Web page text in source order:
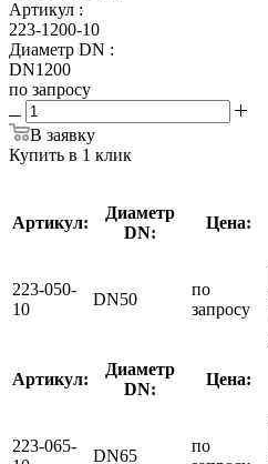
Артикул :
223-1200-10
Диаметр DN :
DN1200
по запросу
В заявку
Купить в 1 клик
Артикул:
Диаметр
DN:
Цена:
223-050-
10
DN50
по
запросу
Артикул:
Диаметр
DN:
Цена:
223-065-
DN65
по